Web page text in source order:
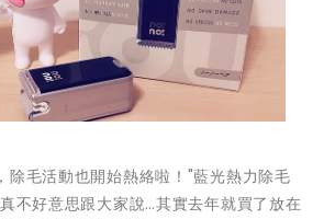
除毛活動也開始熱絡啦！"藍光熱力除毛
不好意思跟大家說…其實去年就買了放在